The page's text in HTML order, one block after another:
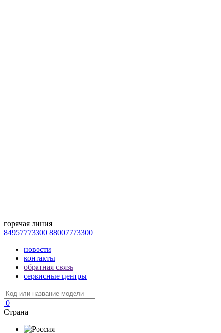
горячая линия
84957773300 88007773300
новости
контакты
обратная связь
сервисные центры
0
Страна